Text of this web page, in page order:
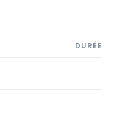
DURÉE